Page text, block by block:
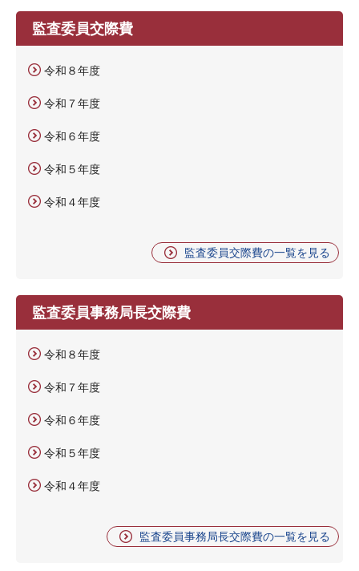
監査委員交際費
令和８年度
令和７年度
令和６年度
令和５年度
令和４年度
監査委員交際費の一覧を見る
監査委員事務局長交際費
令和８年度
令和７年度
令和６年度
令和５年度
令和４年度
監査委員事務局長交際費の一覧を見る